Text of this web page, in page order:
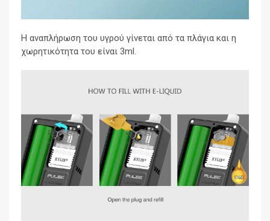
Η αναπλήρωση του υγρού γίνεται από τα πλάγια και η
χωρητικότητα του είναι 3ml.